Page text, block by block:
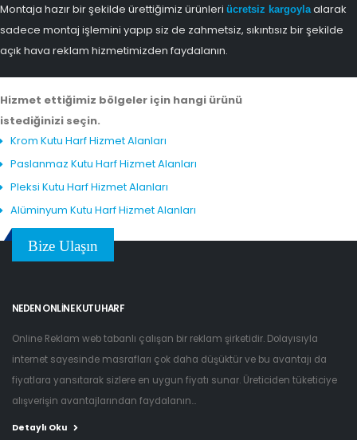
Montaja hazır bir şekilde ürettiğimiz ürünleri ücretsiz kargoylaalarak
sadece montaj işlemini yapıp siz de zahmetsiz, sıkıntısız bir şekilde
açık hava reklam hizmetimizden faydalanın.
Hizmet ettiğimiz bölgeler için hangi ürünü
istediğinizi seçin.
Krom Kutu Harf Hizmet Alanları
Paslanmaz Kutu Harf Hizmet Alanları
Pleksi Kutu Harf Hizmet Alanları
Alüminyum Kutu Harf Hizmet Alanları
Bize Ulaşın
NEDEN ONLINE KUTU HARF
Online Reklam web tabanlı çalışan bir reklam şirketidir. Dolayısıyla
internet sayesinde masrafları çok daha düşüktür ve bu avantajı da
fiyatlara yansıtarak sizlere en uygun fiyatı sunar. Üreticiden tüketiciye
alışverişin avantajlarından faydalanın...
Detaylı Oku